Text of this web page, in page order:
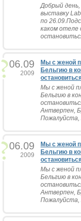
Добрый
выставку
по
каком отеле
06.09
2009
Мы с женой
Бельгию в
Мы с женой
Бельгию в
Антверпен,
Пожалуйста,
06.09
2009
Мы с женой
Бельгию в
Мы с женой
Бельгию в
Антверпен,
Пожалуйста,